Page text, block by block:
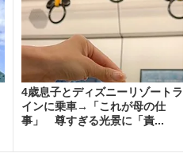
4歳息子とディズニーリゾートラ
インに乗車→「これが母の仕
事」 尊すぎる光景に「責...